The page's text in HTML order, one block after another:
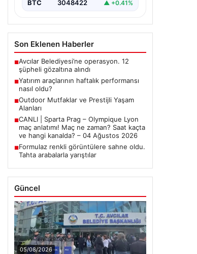
BTC 3048422 ▲ +0.41%
Son Eklenen Haberler
■Avcılar Belediyesi’ne operasyon. 12
şüpheli gözaltına alındı
■Yatırım araçlarının haftalık performansı
nasıl oldu?
■Outdoor Mutfaklar ve Prestijli Yaşam
Alanları
■CANLI | Sparta Prag – Olympique Lyon
maç anlatımı! Maç ne zaman? Saat kaçta
ve hangi kanalda? – 04 Ağustos 2026
■Formulaz renkli görüntülere sahne oldu.
Tahta arabalarla yarıştılar
Güncel
05/08/2026